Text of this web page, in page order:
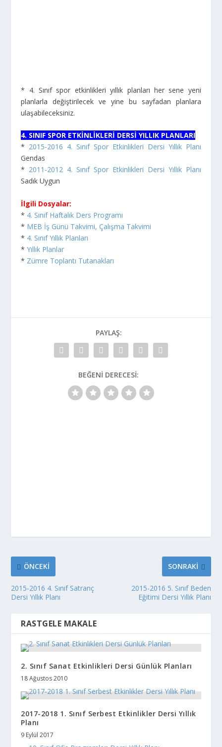
* 4. Sınıf spor etkinlikleri yıllık planları her sene yeni
planlarla değiştirilecek ve yine bu sayfadan planlara
ulaşabileceksiniz.
4. SINIF SPOR ETKİNLİKLERİ DERSİ YILLIK PLANLARI
* 2015-2016 4. Sınıf Spor Etkinlikleri Dersi Yıllık Planı
Gendas
* 2011-2012 4. Sınıf Spor Etkinlikleri Dersi Yıllık Planı
Sadık Uygun
İlgili Dosyalar:
* 4. Sınıf Haftalık Ders Programı
* MEB İş Günü Takvimi, Çalışma Takvimi
* 4. Sınıf Yıllık Planları
*Yıllık Planlar
* Zümre Toplantı Tutanakları
PAYLAŞ:
BEĞENI DERECESI:
ÖNCEKI
2015-2016 4. Sınıf Satranç
Dersi Yıllık Planı
SONRAKI
2015-2016 5. Sınıf Beden
Eğitimi Dersi Yıllık Planı
RASTGELE MAKALE
2. Sınıf Sanat Etkinlikleri Dersi Günlük Planları
18 Ağustos 2010
2017-2018 1. Sınıf Serbest Etkinlikler Dersi Yıllık
Planı
9 Eylül 2017